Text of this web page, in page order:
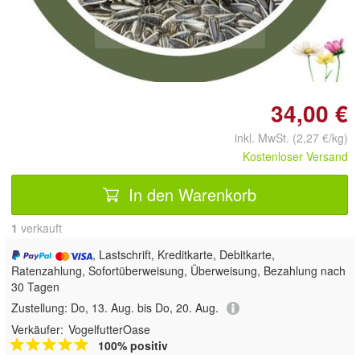
Doppelt antippen zum
vergrößern
34,00 €
inkl. MwSt. (2,27 €/kg)
Kostenloser Versand
In den Warenkorb
1 verkauft
, Lastschrift, Kreditkarte, Debitkarte,
Ratenzahlung, Sofortüberweisung, Überweisung, Bezahlung nach
30 Tagen
Zustellung: Do, 13. Aug. bis Do, 20. Aug.
Verkäufer: VogelfutterOase
100% positiv